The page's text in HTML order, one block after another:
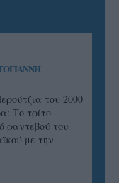
του 2000
Tο τρίτο
ραντεβού του
με την